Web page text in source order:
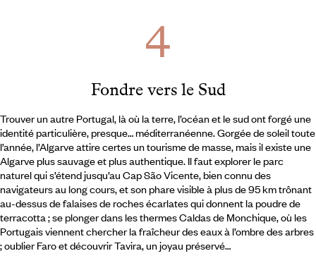
Fondre vers le Sud
Trouver un autre Portugal, là où la terre, l’océan et le sud ont forgé une
identité particulière, presque… méditerranéenne. Gorgée de soleil toute
l’année, l’Algarve attire certes un tourisme de masse, mais il existe une
Algarve plus sauvage et plus authentique. Il faut explorer le parc
naturel qui s’étend jusqu’au Cap São Vicente, bien connu des
navigateurs au long cours, et son phare visible à plus de 95 km trônant
au-dessus de falaises de roches écarlates qui donnent la poudre de
terracotta ; se plonger dans les thermes Caldas de Monchique, où les
Portugais viennent chercher la fraîcheur des eaux à l’ombre des arbres
; oublier Faro et découvrir Tavira, un joyau préservé…